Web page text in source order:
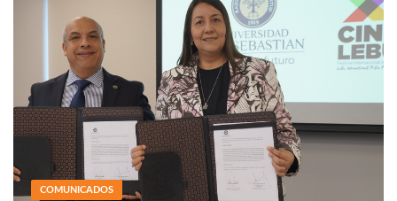
COMUNICADOS